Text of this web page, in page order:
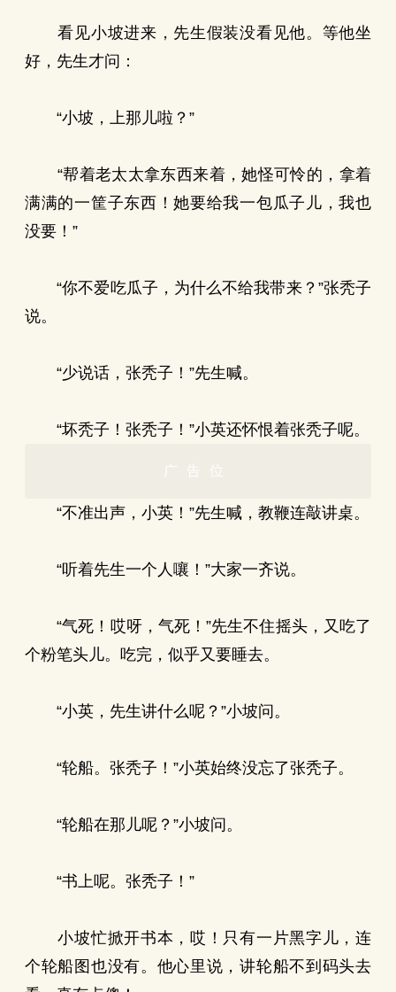
看见小坡进来，先生假装没看见他。等他坐
好，先生才问：
“小坡，上那儿啦？”
“帮着老太太拿东西来着，她怪可怜的，拿着
满满的一筐子东西！她要给我一包瓜子儿，我也
没要！”
“你不爱吃瓜子，为什么不给我带来？”张秃子
说。
“少说话，张秃子！”先生喊。
“坏秃子！张秃子！”小英还怀恨着张秃子呢。
广告位
“不准出声，小英！”先生喊，教鞭连敲讲桌。
“听着先生一个人嚷！”大家一齐说。
“气死！哎呀，气死！”先生不住摇头，又吃了
个粉笔头儿。吃完，似乎又要睡去。
“小英，先生讲什么呢？”小坡问。
“轮船。张秃子！”小英始终没忘了张秃子。
“轮船在那儿呢？”小坡问。
“书上呢。张秃子！”
小坡忙掀开书本，哎！只有一片黑字儿，连
个轮船图也没有。他心里说，讲轮船不到码头去